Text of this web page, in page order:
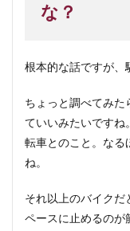
な？
根本的な話ですが、
ちょっと調べてみた
ていいみたいですね
転車とのこと。なる
ね。
それ以上のバイクだ
ペースに止めるのが